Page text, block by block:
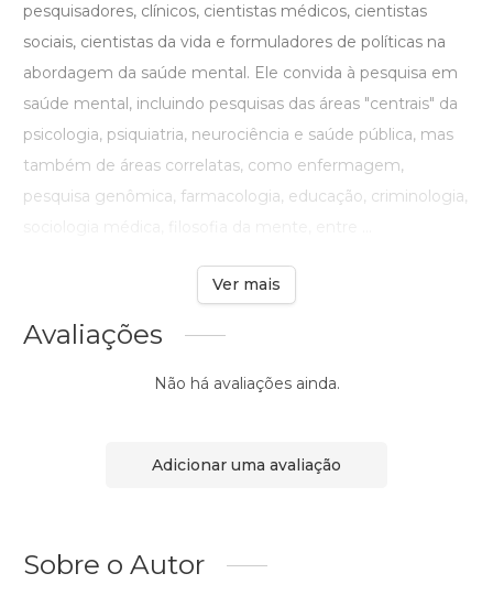
pesquisadores, clínicos, cientistas médicos, cientistas
sociais, cientistas da vida e formuladores de políticas na
abordagem da saúde mental. Ele convida à pesquisa em
saúde mental, incluindo pesquisas das áreas "centrais" da
psicologia, psiquiatria, neurociência e saúde pública, mas
também de áreas correlatas, como enfermagem,
pesquisa genômica, farmacologia, educação, criminologia,
Ver mais
Avaliações
Não há avaliações ainda.
Adicionar uma avaliação
Sobre o Autor